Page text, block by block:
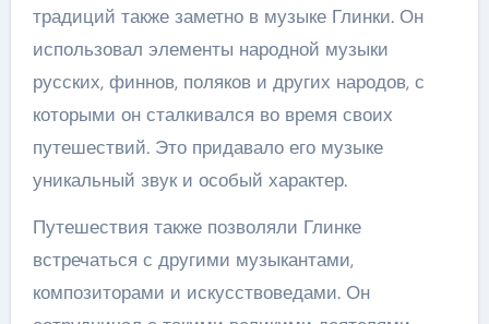
традиций также заметно в музыке Глинки. Он
использовал элементы народной музыки
русских, финнов, поляков и других народов, с
которыми он сталкивался во время своих
путешествий. Это придавало его музыке
уникальный звук и особый характер.
Путешествия также позволяли Глинке
встречаться с другими музыкантами,
композиторами и искусствоведами. Он